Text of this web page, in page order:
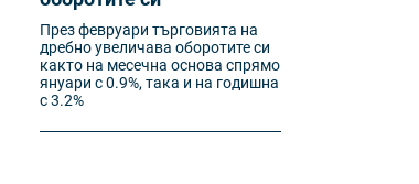
През февруари търговията на
дребно увеличава оборотите си
както на месечна основа спрямо
януари с 0.9%, така и на годишна
с 3.2%